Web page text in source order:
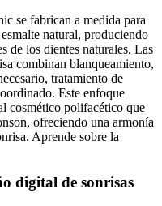
se fabrican a medida para
natural, produciendo
de los dientes naturales. Las
combinan blanqueamiento,
tratamiento de
Este enfoque
cosmético polifacético que
ofreciendo una armonía
Aprende sobre la
digital de sonrisas